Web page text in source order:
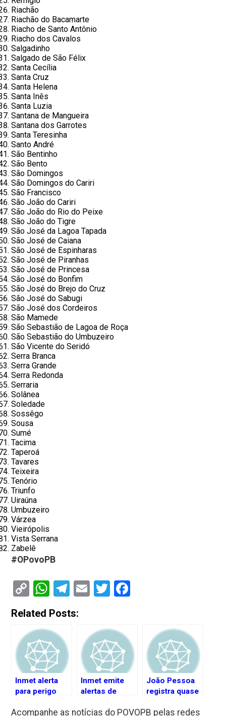
Riachão
Riachão do Bacamarte
Riacho de Santo Antônio
Riacho dos Cavalos
Salgadinho
Salgado de São Félix
Santa Cecília
Santa Cruz
Santa Helena
Santa Inês
Santa Luzia
Santana de Mangueira
Santana dos Garrotes
Santa Teresinha
Santo André
São Bentinho
São Bento
São Domingos
São Domingos do Cariri
São Francisco
São João do Cariri
São João do Rio do Peixe
São João do Tigre
São José da Lagoa Tapada
São José de Caiana
São José de Espinharas
São José de Piranhas
São José de Princesa
São José do Bonfim
São José do Brejo do Cruz
São José do Sabugi
São José dos Cordeiros
São Mamede
São Sebastião de Lagoa de Roça
São Sebastião do Umbuzeiro
São Vicente do Seridó
Serra Branca
Serra Grande
Serra Redonda
Serraria
Solânea
Soledade
Sossêgo
Sousa
Sumé
Tacima
Taperoá
Tavares
Teixeira
Tenório
Triunfo
Uiraúna
Umbuzeiro
Várzea
Vieirópolis
Vista Serrana
Zabelê
#OPovoPB
Copy
Link
WhatsApp
Telegram
EmailTwitter
Related Posts:
Inmet alerta
para perigo
chuvas
Inmet emite
alertas de
intensas para
João Pessoa
registra quase
de chuvas em
Acompanhe as notícias do POVOPB pelas redes